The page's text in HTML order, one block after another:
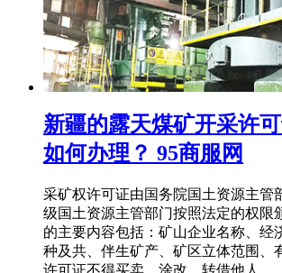
新疆的露天煤矿开采许
如何办理？ 95商服网
采矿权许可证由国务院国土资源主管
级国土资源主管部门按照法定的权限
的主要内容包括：矿山企业名称、经
种及共、伴生矿产、矿区立体范围、
许可证不得买卖、涂改、转借他人。